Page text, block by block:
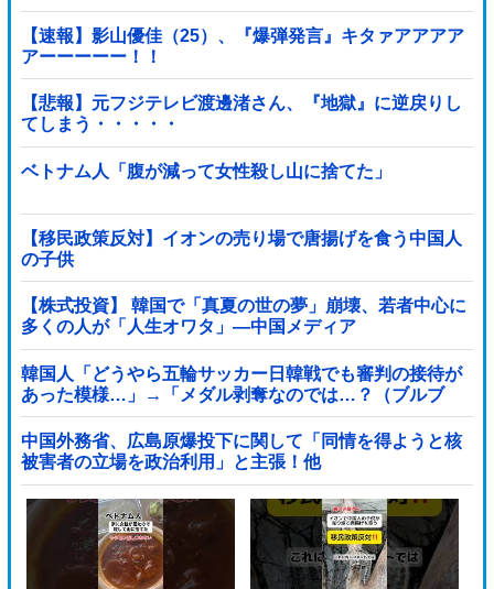
【速報】影山優佳（25）、『爆弾発言』キタァアアアア
アーーーーー！！
【悲報】元フジテレビ渡邊渚さん、『地獄』に逆戻りし
てしまう・・・・・
ベトナム人「腹が減って女性殺し山に捨てた」
【移民政策反対】イオンの売り場で唐揚げを食う中国人
の子供
【株式投資】 韓国で「真夏の世の夢」崩壊、若者中心に
多くの人が「人生オワタ」―中国メディア
韓国人「どうやら五輪サッカー日韓戦でも審判の接待が
あった模様…」→「メダル剥奪なのでは…？（ブルブ
ル」＝韓国の反応
中国外務省、広島原爆投下に関して「同情を得ようと核
被害者の立場を政治利用」と主張！他